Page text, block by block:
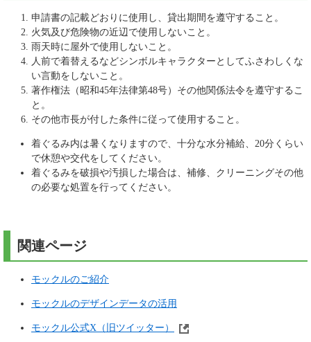
申請書の記載どおりに使用し、貸出期間を遵守すること。
火気及び危険物の近辺で使用しないこと。
雨天時に屋外で使用しないこと。
人前で着替えるなどシンボルキャラクターとしてふさわしくな
い言動をしないこと。
著作権法（昭和45年法律第48号）その他関係法令を遵守するこ
と。
その他市長が付した条件に従って使用すること。
着ぐるみ内は暑くなりますので、十分な水分補給、20分くらい
で休憩や交代をしてください。
着ぐるみを破損や汚損した場合は、補修、クリーニングその他
の必要な処置を行ってください。
関連ページ
モックルのご紹介
モックルのデザインデータの活用
モックル公式X（旧ツイッター）